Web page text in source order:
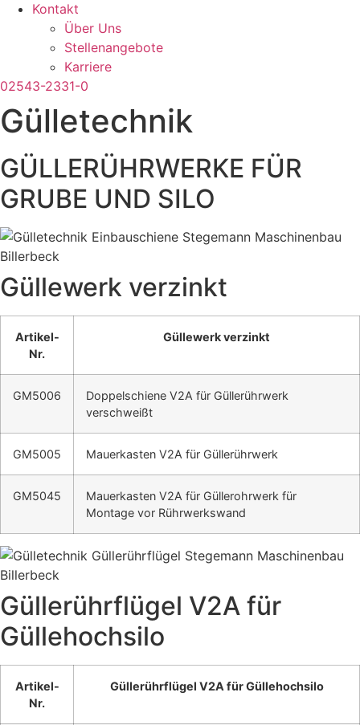
Kontakt
Über Uns
Stellenangebote
Karriere
02543-2331-0
Gülletechnik
GÜLLERÜHRWERKE FÜR
GRUBE UND SILO
Güllewerk verzinkt
Artikel-
Nr.
Güllewerk verzinkt
GM5006
Doppelschiene V2A für Güllerührwerk
verschweißt
GM5005 Mauerkasten V2A für Güllerührwerk
GM5045
Mauerkasten V2A für Güllerohrwerk für
Montage vor Rührwerkswand
Güllerührflügel V2A für
Güllehochsilo
Artikel-
Nr.
Güllerührflügel V2A für Güllehochsilo